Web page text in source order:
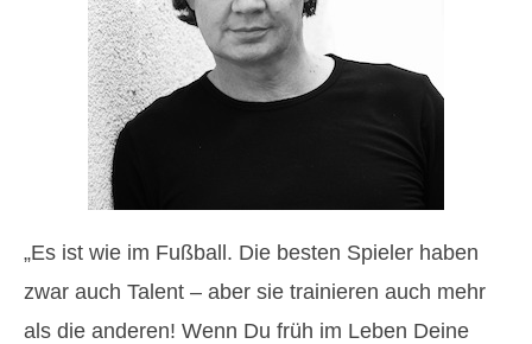
„Es ist wie im Fußball. Die besten Spieler haben
zwar auch Talent – aber sie trainieren auch mehr
als die anderen! Wenn Du früh im Leben Deine